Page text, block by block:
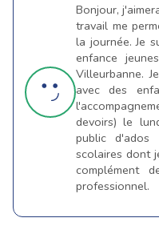
Bonjour,
travail me
la journée. Je
enfance
Villeurbanne.
avec des
devoirs) le
public d'ados
scolaires dont
complément
professionnel.